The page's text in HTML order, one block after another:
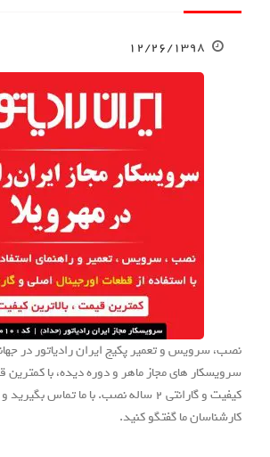
۱۲/۲۶/۱۳۹۸
نصب، سرویس و تعمیر پکیج ایران رادیاتور در
سرویسکار های مجاز ماهر و دوره دیده، با کمترین
کیفیت و گارانتی 2 ساله نصب. با ما تماس
کارشناسان ما گفتگو کنید.